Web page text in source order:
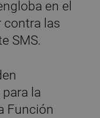
en el
contra las
SMS.
la
Función